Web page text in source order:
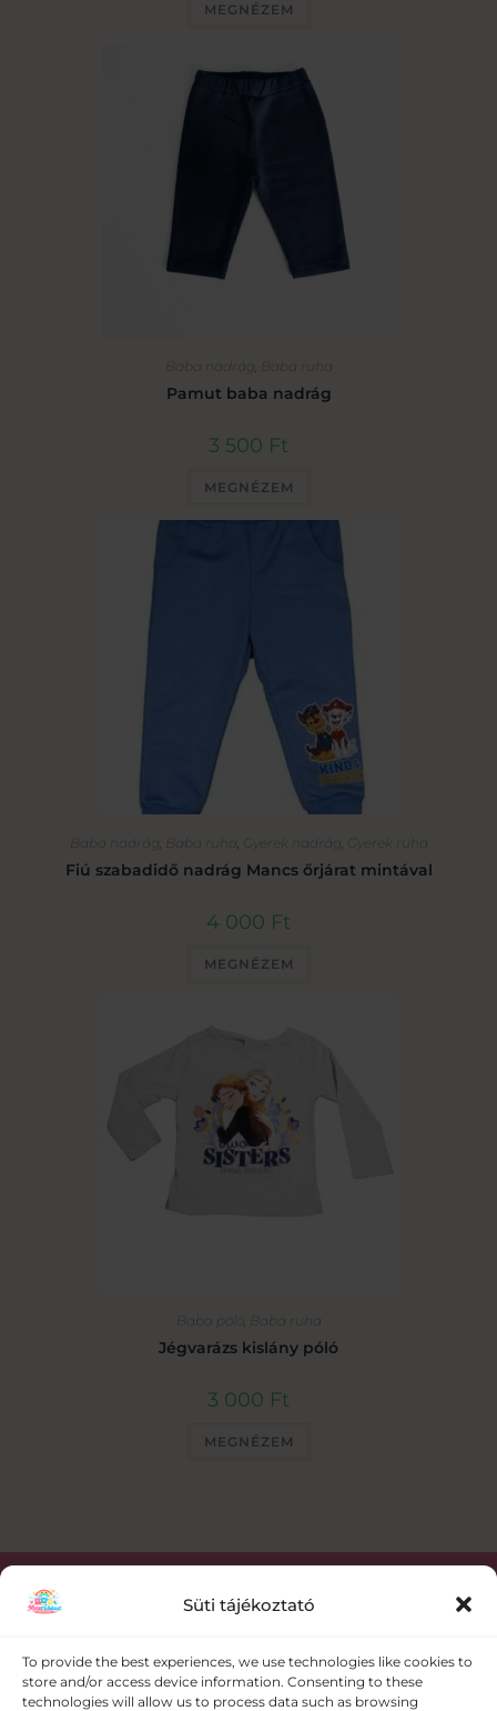
Süti tájékoztató
To provide the best experiences, we use technologies like cookies to
store and/or access device information. Consenting to these
technologies will allow us to process data such as browsing
MEGNÉZEM
Baba nadrág Baba ruha
Pamut baba nadrág
3 500 Ft
MEGNÉZEM
Baba nadrág, Baba ruha, Gyerek nadrág, Gyerek ruha
Fiú szabadidő nadrág Mancs őrjárat mintával
4 000 Ft
MEGNÉZEM
Baba póló Baba ruha
Jégvarázs kislány póló
3 000 Ft
MEGNÉZEM
+36 30 358 0986